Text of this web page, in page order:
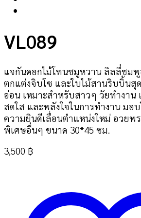
VL089
แจกันดอกไม้โทนชมูหวาน ลิลลี่ชม
ตกแต่งจิบโซ และใบไม้สานริบบิ้นสุ
อ่อน เหมาะสำหรับสาวๆ วัยทำงาน
สดใส และพลังใจในการทำงาน มอ
ความยินดีเลื่อนตำแหน่งใหม่ อวยพ
พิเศษอื่นๆ ขนาด 30*45 ซม.
3,500 ฿